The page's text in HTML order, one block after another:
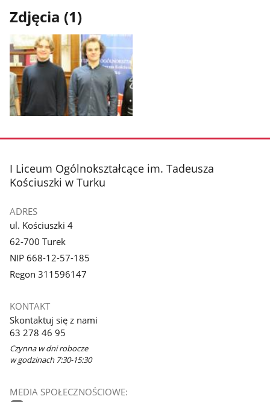
Zdjęcia (1)
galerii.
stopka
I Liceum Ogólnokształcące im. Tadeusza
Kościuszki w Turku
ADRES
ul. Kościuszki 4
62-700 Turek
NIP 668-12-57-185
Regon 311596147
KONTAKT
Skontaktuj się z nami
63 278 46 95
Czynna w dni robocze
w godzinach 7:30-15:30
MEDIA SPOŁECZNOŚCIOWE: